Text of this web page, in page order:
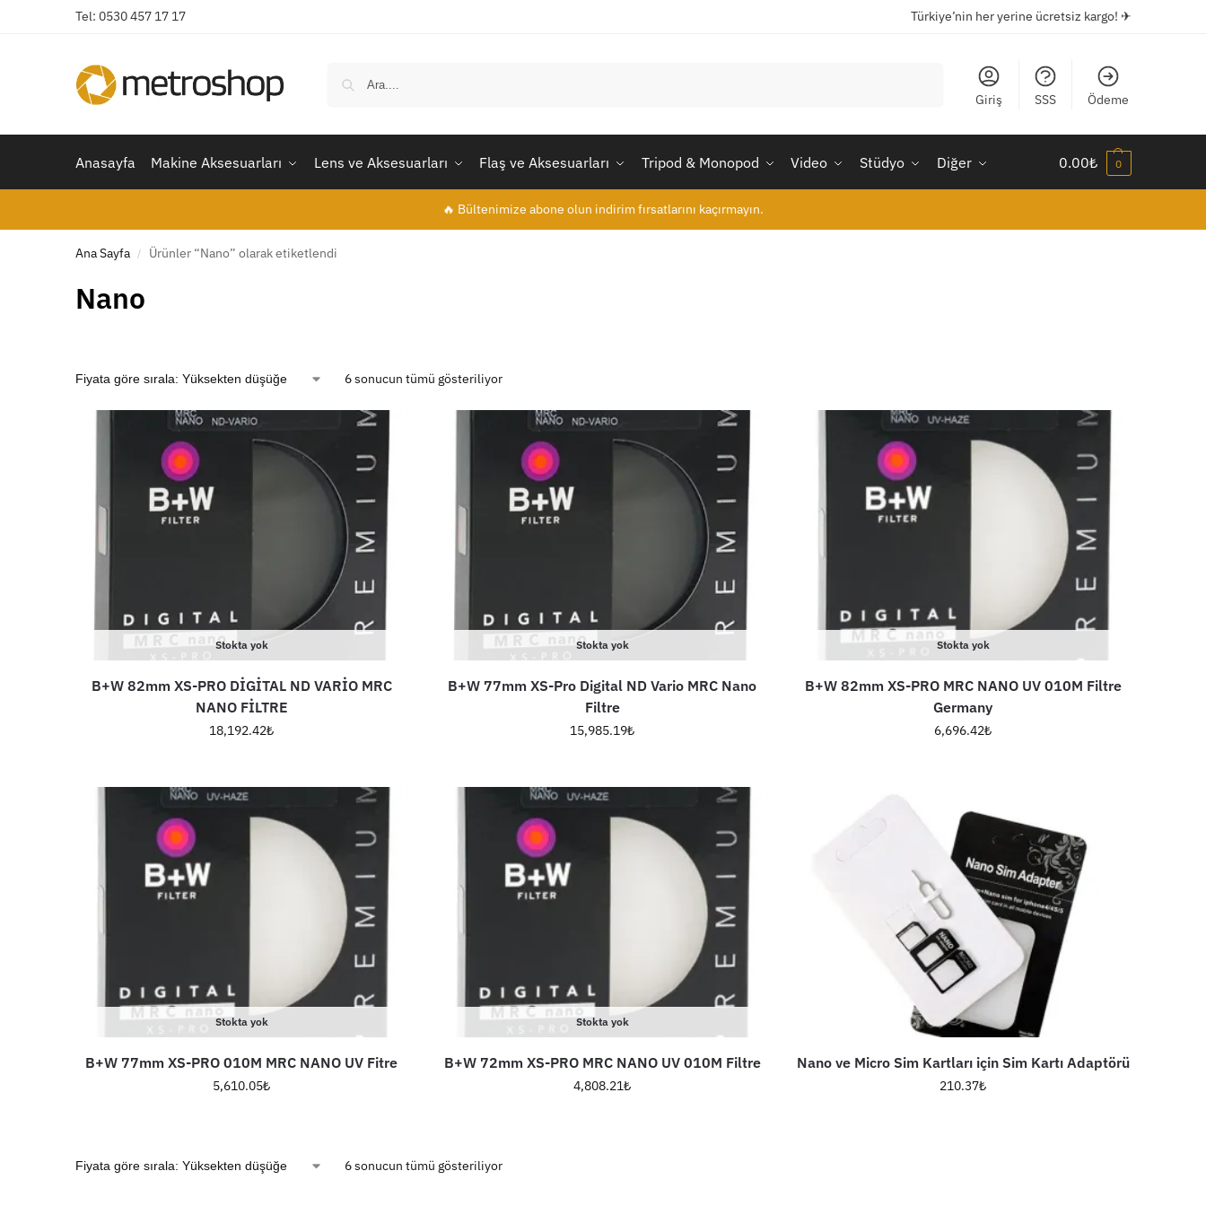
Tel: 0530 457 17 17 Türkiye’nin her yerine ücretsiz kargo! ✈
Giriş SSS Ödeme
Anasayfa Makine Aksesuarları Lens ve Aksesuarları Flaş ve Aksesuarları Tripod & Monopod Video Stüdyo Diğer 0.00₺ 0
🔥 Bültenimize abone olun indirim fırsatlarını kaçırmayın.
Ana Sayfa / Ürünler “Nano” olarak etiketlendi
Nano
6 sonucun tümü gösteriliyor
Stokta yok
B+W 82mm XS-PRO DİGİTAL ND VARİO MRC
NANO FİLTRE
18,192.42₺
Stokta yok
B+W 77mm XS-Pro Digital ND Vario MRC Nano
Filtre
15,985.19₺
Stokta yok
B+W 82mm XS-PRO MRC NANO UV 010M Filtre
Germany
6,696.42₺
Stokta yok
B+W 77mm XS-PRO 010M MRC NANO UV Fitre
5,610.05₺
Stokta yok
B+W 72mm XS-PRO MRC NANO UV 010M Filtre
4,808.21₺
Nano ve Micro Sim Kartları için Sim Kartı Adaptörü
210.37₺
6 sonucun tümü gösteriliyor